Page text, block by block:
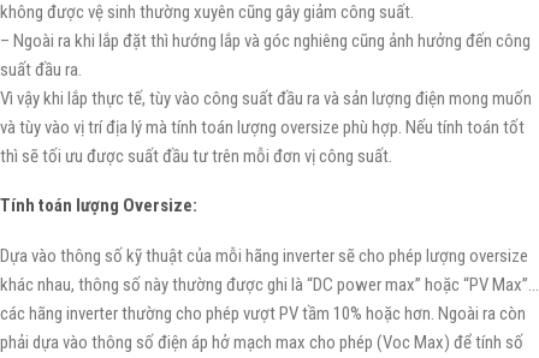
không được vệ sinh thường xuyên cũng gây giảm công suất.
– Ngoài ra khi lắp đặt thì hướng lắp và góc nghiêng cũng ảnh hưởng đến công
suất đầu ra.
Vì vậy khi lắp thực tế, tùy vào công suất đầu ra và sản lượng điện mong muốn
và tùy vào vị trí địa lý mà tính toán lượng oversize phù hợp. Nếu tính toán tốt
thì sẽ tối ưu được suất đầu tư trên mỗi đơn vị công suất.
Tính toán lượng Oversize:
Dựa vào thông số kỹ thuật của mỗi hãng inverter sẽ cho phép lượng oversize
khác nhau, thông số này thường được ghi là “DC power max” hoặc “PV Max”…
các hãng inverter thường cho phép vượt PV tầm 10% hoặc hơn. Ngoài ra còn
phải dựa vào thông số điện áp hở mạch max cho phép (Voc Max) để tính số